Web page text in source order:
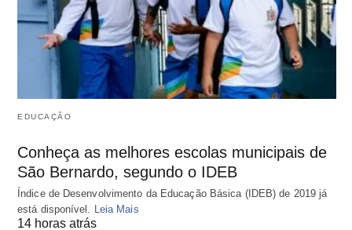
EDUCAÇÃO
Conheça as melhores escolas municipais de
São Bernardo, segundo o IDEB
Índice de Desenvolvimento da Educação Básica (IDEB) de 2019 já
está disponível.
Leia Mais
14 horas atrás